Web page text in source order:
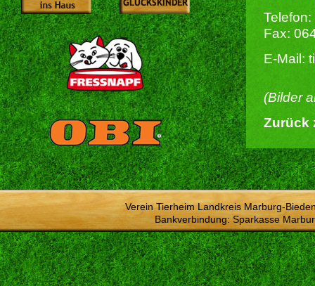
Fax:
E-Mail:
(Bilder
Zurück
Verein Tierheim Landkreis Marburg-
Bankverbindung: Sparkasse